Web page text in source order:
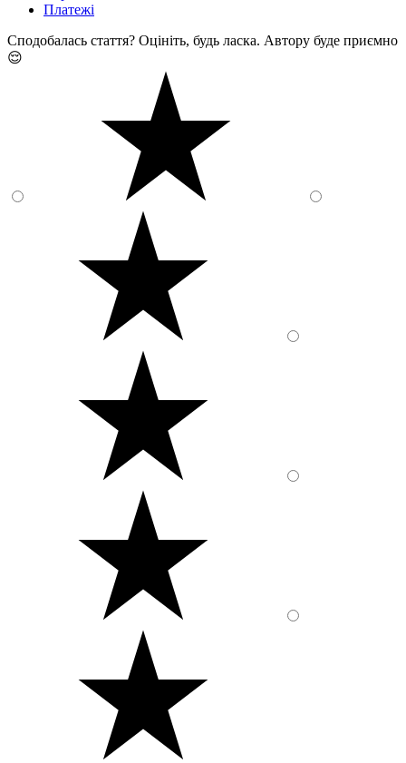
Платежі
Сподобалась стаття? Оцініть, будь ласка. Автору буде приємно
😌